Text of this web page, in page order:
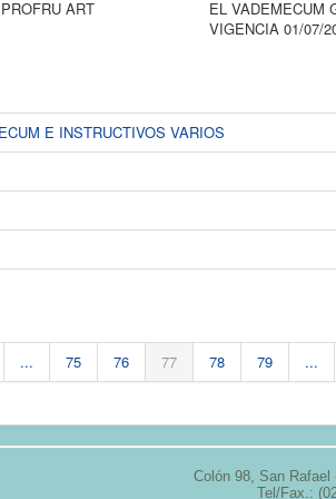
ART
EL VADEMECUM
VIGENCIA 01/07/
E INSTRUCTIVOS VARIOS
... 75 76 77 78 79 ...
Colón 98, San Rafael
Tel/Fax.: